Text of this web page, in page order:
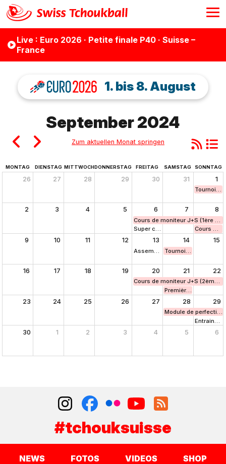
Live : Euro 2026 · Petite finale P40 · Suisse –
France
1. bis 8. August
September 2024
Zum aktuellen Monat springen
MONTAG DIENSTAG MITTWOCH DONNERSTAG FREITAG SAMSTAG SONNTAG
26 27 28 29 30 31 1
Tournoi
2 3 4 5 6
Cours de moniteur J+S (1ère
Super coupe
7 8
Cours de
9 10 11 12 13
Assemblée des délégués
14
Tournoi du Val-de-
15
16 17 18 19 20
Cours de moniteur J+S (2ème
21
Première journée du
22
23 24 25 26 27 28
Module de
29
30 1 2 3 4 5 6
#tchouksuisse
NEWS FOTOS VIDEOS
SHOP